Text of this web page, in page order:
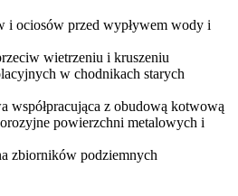
i ociosów przed wypływem wody i
wietrzeniu i kruszeniu
w chodnikach starych
współpracująca z obudową kotwową
powierzchni metalowych i
zbiorników podziemnych